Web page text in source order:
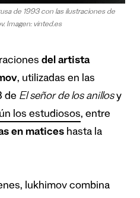
de 1993 con las ilustraciones de
Imagen: vinted.es
del artista
, utilizadas en las
de El señor de los anillosy
los estudiosos, entre
en matices hasta la
Iukhimov combina